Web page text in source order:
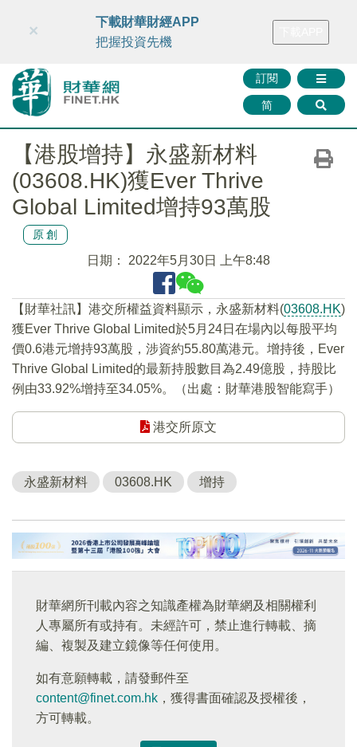
財華智庫網 FINTV FINMETA 財華證券 媒體矩陣
訂閱
简
×
下載財華財經APP
把握投資先機
【港股增持】永盛新材料
(03608.HK)獲Ever Thrive
Global Limited增持93萬股
原創
日期： 2022年5月30日 上午8:48
【財華社訊】港交所權益資料顯示，永盛新材料(03608.HK)
獲Ever Thrive Global Limited於5月24日在場內以每股平均
價0.6港元增持93萬股，涉資約55.80萬港元。增持後，Ever
Thrive Global Limited的最新持股數目為2.49億股，持股比
例由33.92%增持至34.05%。（出處：財華港股智能寫手）
港交所原文
永盛新材料 03608.HK 增持
財華網所刊載內容之知識產權為財華網及相關權利
人專屬所有或持有。未經許可，禁止進行轉載、摘
編、複製及建立鏡像等任何使用。
如有意願轉載，請發郵件至
content@finet.com.hk ，獲得書面確認及授權後，
方可轉載。